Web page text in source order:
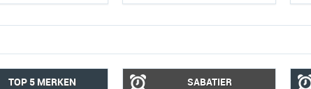
TOP 5 MERKEN SABATIER